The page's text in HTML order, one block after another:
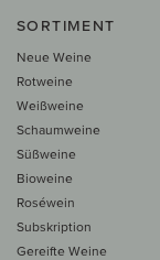
SORTIMENT
Neue Weine
Rotweine
Weißweine
Schaumweine
Süßweine
Bioweine
Roséwein
Subskription
Gereifte Weine